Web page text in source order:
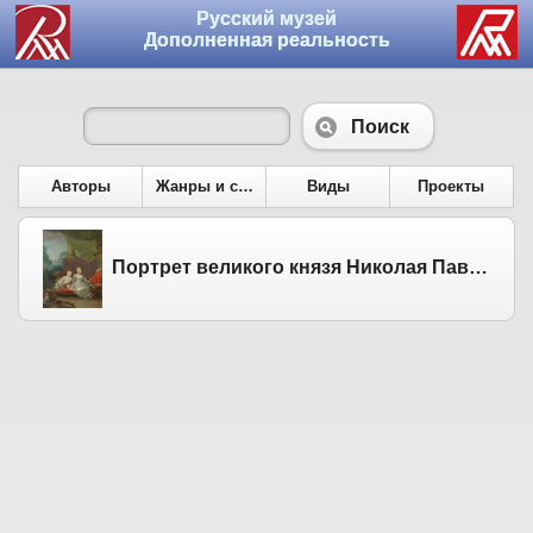
Русский музей
Дополненная реальность
Поиск
Авторы Жанры и сюжеты Виды Проекты
Портрет великого князя Николая Павловича и великой княжны Анны Павловны в детстве. Не ранее 1825